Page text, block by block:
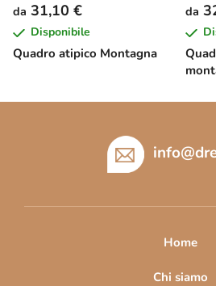
Quadro atipico Montagna
da 31,10 €
Disponibile
da
info@
Home
Chi siamo